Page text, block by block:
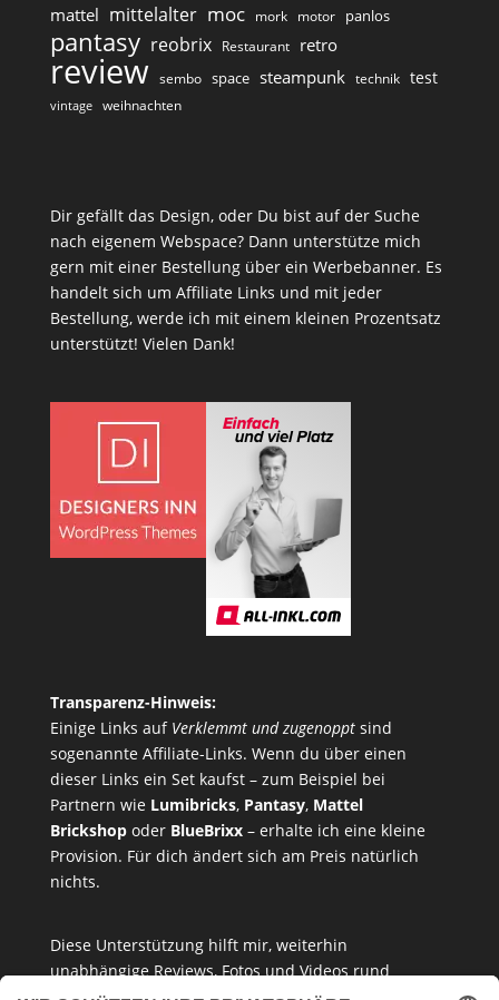
mattel mittelalter moc mork motor panlos
pantasy reobrix Restaurant retro
review sembo space steampunk technik test
vintage weihnachten
Dir gefällt das Design, oder Du bist auf der Suche
nach eigenem Webspace? Dann unterstütze mich
gern mit einer Bestellung über ein Werbebanner. Es
handelt sich um Affiliate Links und mit jeder
Bestellung, werde ich mit einem kleinen Prozentsatz
unterstützt! Vielen Dank!
Transparenz-Hinweis:
Einige Links auf Verklemmt und zugenopptsind
sogenannte Affiliate-Links. Wenn du über einen
dieser Links ein Set kaufst – zum Beispiel bei
Partnern wie Lumibricks, Pantasy, Mattel
Brickshopoder BlueBrixx– erhalte ich eine kleine
Provision. Für dich ändert sich am Preis natürlich
nichts.
Diese Unterstützung hilft mir, weiterhin
unabhängige Reviews, Fotos und Videos rund